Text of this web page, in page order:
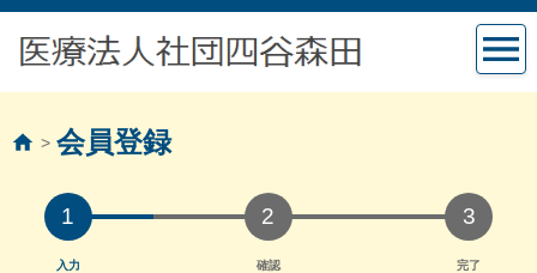
> 会員登録
1
入力
2
確認
3
完了